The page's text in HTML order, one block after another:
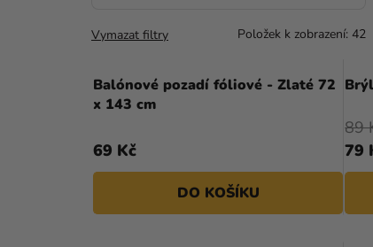
Vymazat filtry Položek k zobrazení: 42
Balónové pozadí fóliové - Zlaté 72
x 143 cm
69 Kč
DO KOŠÍKU
79
89